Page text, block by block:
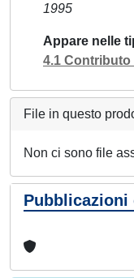
1995
Appare nelle
4.1
File in questo
Non ci sono file